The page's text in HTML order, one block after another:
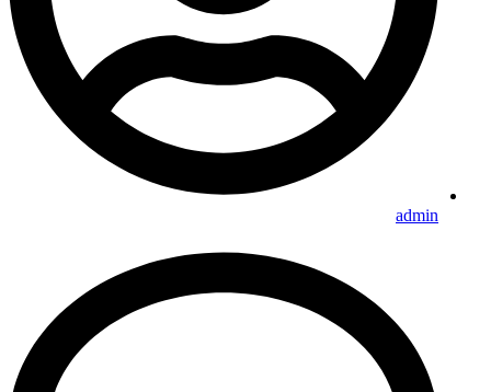
admin